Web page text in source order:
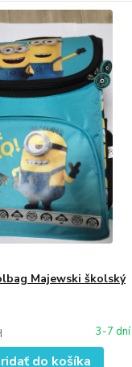
Majewski školský
3-7 dní
do košíka